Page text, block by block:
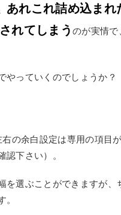
あれこれ詰め込ま
れてしまうのが実情
やっていくのでしょうか？
の余白設定は専用の項目
下さい）。
選ぶことができますが